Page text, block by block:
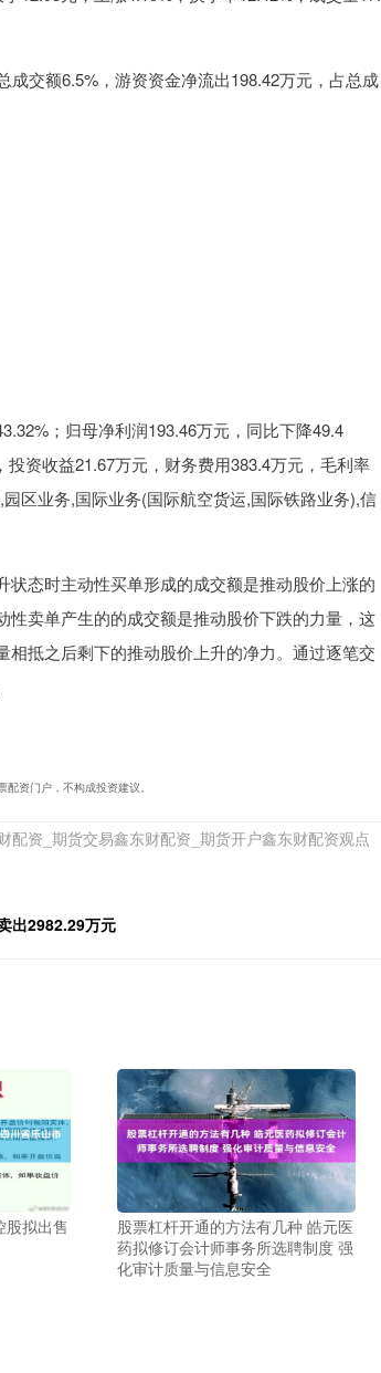
交额6.5%，游资资金净流出198.42万元，占总成
；归母净利润193.46万元，同比下降49.4
资收益21.67万元，财务费用383.4万元，毛利率
区业务,国际业务(国际航空货运,国际铁路业务),信
态时主动性买单形成的成交额是推动股价上涨的
卖单产生的的成交额是推动股价下跌的力量，这
抵之后剩下的推动股价上升的净力。通过逐笔交
资门户，不构成投资建议。
配资_期货交易鑫东财配资_期货开户鑫东财配资观点
出2982.29万元
股拟出售
股票杠杆开通的方法有几种 皓元医
药拟修订会计师事务所选聘制度 强
化审计质量与信息安全